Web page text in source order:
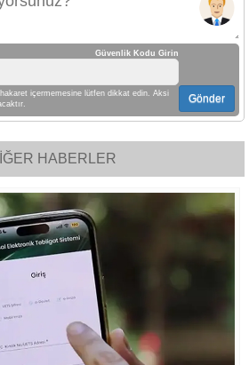
Güvenlik Kodu Girin
hakaret içermemesine lütfen dikkat edin. Aksi
Gönder
HABERLER